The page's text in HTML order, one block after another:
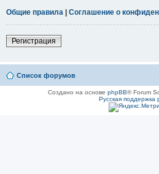
Общие правила | Соглашение о
Регистрация
Список форумов
Создано на основе phpBB® Forum
Русская поддержка